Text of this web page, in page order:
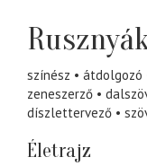
színész átdolgozó
zeneszerző
díszlettervező
Életrajz